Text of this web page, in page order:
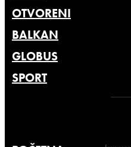
OTVORENI
BALKAN
GLOBUS
SPORT